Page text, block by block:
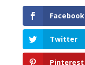
Facebook
Twitter
Pinterest